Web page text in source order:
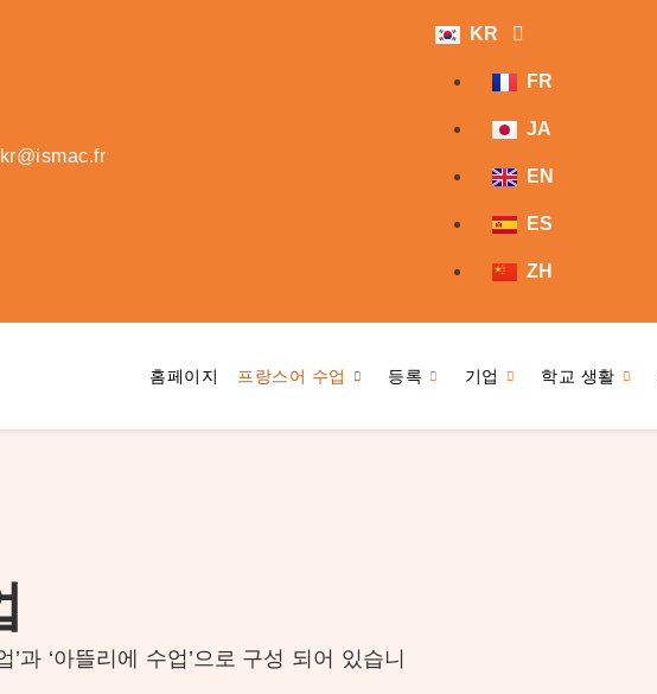
kr@ismac.fr
KR
FR
JA
EN
ES
ZH
홈페이지 프랑스어 수업 등록 기업 학교 생활
과 ‘아뜰리에 수업’으로 구성 되어 있습니